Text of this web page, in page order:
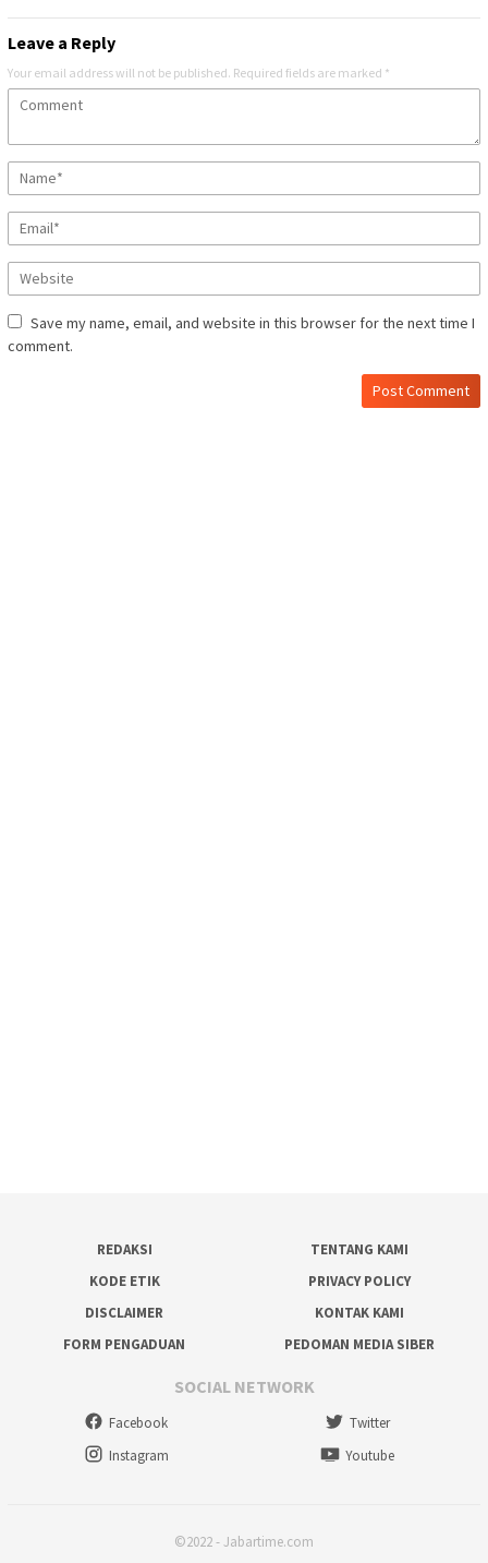
Leave a Reply
Your email address will not be published. Required fields are marked *
Save my name, email, and website in this browser for the next time I
comment.
REDAKSI
TENTANG KAMI
KODE ETIK
PRIVACY POLICY
DISCLAIMER
KONTAK KAMI
FORM PENGADUAN
PEDOMAN MEDIA SIBER
SOCIAL NETWORK
Facebook
Twitter
Instagram
Youtube
©2022 - Jabartime.com